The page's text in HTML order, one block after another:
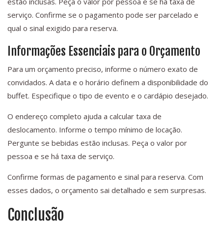
serviço. Confirme se o pagamento pode ser parcelado e
qual o sinal exigido para reserva.
Informações Essenciais para o Orçamento
Para um orçamento preciso, informe o número exato de
convidados. A data e o horário definem a disponibilidade do
buffet. Especifique o tipo de evento e o cardápio desejado.
O endereço completo ajuda a calcular taxa de
deslocamento. Informe o tempo mínimo de locação.
Pergunte se bebidas estão inclusas. Peça o valor por
pessoa e se há taxa de serviço.
Confirme formas de pagamento e sinal para reserva. Com
esses dados, o orçamento sai detalhado e sem surpresas.
Conclusão